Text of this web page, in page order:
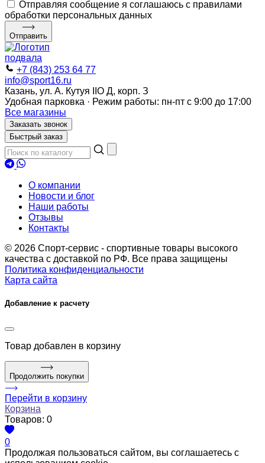
Отправляя сообщение я соглашаюсь с правилами
обработки персональных данных
Отправить
+7 (843) 253 64 77
info@sport16.ru
Казань, ул. А. Кутуя IIO Д, корп. З
Удобная парковка · Режим работы: пн-пт с 9:00 до 17:00
Все магазины
Заказать звонок
Быстрый заказ
О компании
Новости и блог
Наши работы
Отзывы
Контакты
© 2026 Спорт-сервис - спортивные товары высокого
качества с доставкой по РФ. Все права защищены
Политика конфиденциальности
Карта сайта
Добавление к расчету
Товар добавлен в корзину
Продолжить покупки
Перейти в корзину
Корзина
Товаров: 0
0
Продолжая пользоваться сайтом, вы соглашаетесь с